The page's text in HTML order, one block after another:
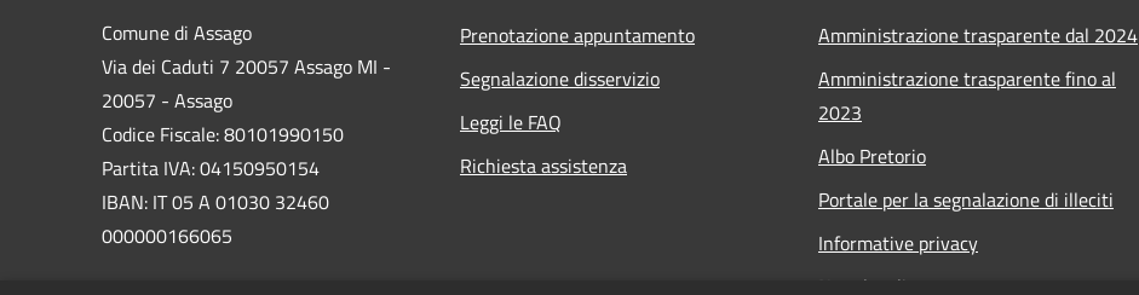
Comune di Assago
Via dei Caduti 7 20057 Assago MI -
20057 - Assago
Codice Fiscale: 80101990150
Partita IVA: 04150950154
IBAN: IT 05 A 01030 32460
000000166065
Prenotazione appuntamento
Segnalazione disservizio
Leggi le FAQ
Richiesta assistenza
Amministrazione trasparente dal 2024
Amministrazione trasparente fino al
2023
Albo Pretorio
Portale per la segnalazione di illeciti
Informative privacy
Note legali